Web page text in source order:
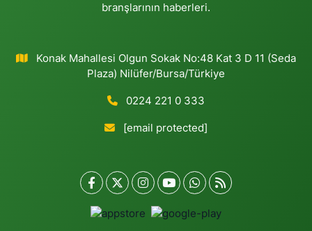
branşlarının haberleri.
Konak Mahallesi Olgun Sokak No:48 Kat 3 D 11 (Seda
Plaza) Nilüfer/Bursa/Türkiye
0224 221 0 333
[email protected]